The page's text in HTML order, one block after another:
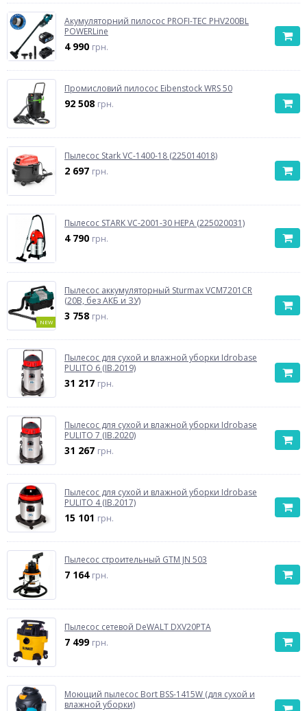
Акумуляторний пилосос PROFI-TEC PHV200BL
POWERLine
4 990 грн.
Промисловий пилосос Eibenstock WRS 50
92 508 грн.
Пылесос Stark VC-1400-18 (225014018)
2 697 грн.
Пылесос STARK VC-2001-30 HEPA (225020031)
4 790 грн.
NEW
Пылесос аккумуляторный Sturmax VCM7201CR
(20В, без АКБ и ЗУ)
3 758 грн.
Пылесос для сухой и влажной уборки Idrobase
PULITO 6 (IB.2019)
31 217 грн.
Пылесос для сухой и влажной уборки Idrobase
PULITO 7 (IB.2020)
31 267 грн.
Пылесос для сухой и влажной уборки Idrobase
PULITO 4 (IB.2017)
15 101 грн.
Пылесос строительный GTM JN 503
7 164 грн.
Пылесос сетевой DeWALT DXV20PTA
7 499 грн.
Моющий пылесос Bort BSS-1415W (для сухой и
влажной уборки)